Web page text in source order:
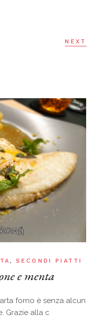
NEXT
SECONDI PIATTI
e menta
forno è senza alcun
Grazie alla c